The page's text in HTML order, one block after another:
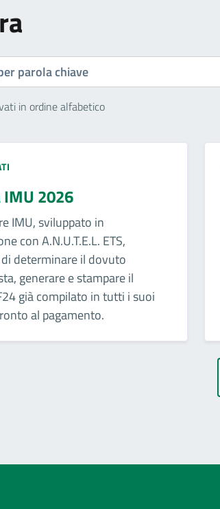
in ordine alfabetico
IMU 2026
IMU, sviluppato in
con A.N.U.T.E.L. ETS,
determinare il dovuto
generare e stampare il
già compilato in tutti i suoi
al pagamento.